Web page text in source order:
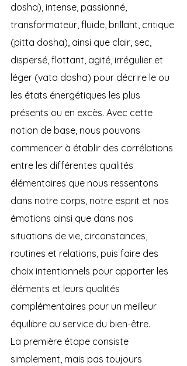
dosha), intense, passionné,
transformateur, fluide, brillant, critique
(pitta dosha), ainsi que clair, sec,
dispersé, flottant, agité, irrégulier et
léger (vata dosha) pour décrire le ou
les états énergétiques les plus
présents ou en excès. Avec cette
notion de base, nous pouvons
commencer à établir des corrélations
entre les différentes qualités
élémentaires que nous ressentons
dans notre corps, notre esprit et nos
émotions ainsi que dans nos
situations de vie, circonstances,
routines et relations, puis faire des
choix intentionnels pour apporter les
éléments et leurs qualités
complémentaires pour un meilleur
équilibre au service du bien-être.
La première étape consiste
simplement, mais pas toujours